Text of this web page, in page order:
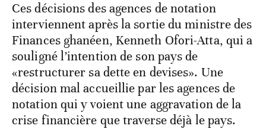
Ces décisions des agences de notation
interviennent après la sortie du ministre des
Finances ghanéen, Kenneth Ofori-Atta, qui a
souligné l’intention de son pays de
«restructurer sa dette en devises». Une
décision mal accueillie par les agences de
notation qui y voient une aggravation de la
crise financière que traverse déjà le pays.